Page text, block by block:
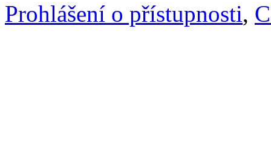
Prohlášení o přístupnosti,